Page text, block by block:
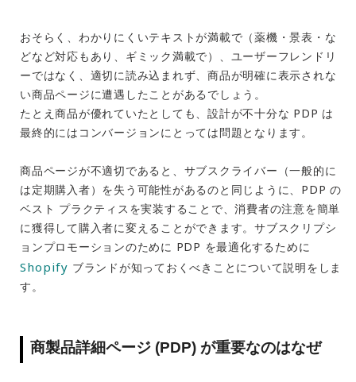
おそらく、わかりにくいテキストが満載で（薬機・景表・な
どなど対応もあり、ギミック満載で）、ユーザーフレンドリ
ーではなく、適切に読み込まれず、商品が明確に表示されな
い商品ページに遭遇したことがあるでしょう。
たとえ商品が優れていたとしても、設計が不十分な PDP は
最終的にはコンバージョンにとっては問題となります。
商品ページが不適切であると、サブスクライバー（一般的に
は定期購入者）を失う可能性があるのと同じように、PDP の
ベスト プラクティスを実装することで、消費者の注意を簡単
に獲得して購入者に変えることができます。サブスクリプシ
ョンプロモーションのために PDP を最適化するために
Shopify ブランドが知っておくべきことについて説明をしま
す。
商製品詳細ページ (PDP) が重要なのはなぜ